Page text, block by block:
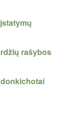
rašybos